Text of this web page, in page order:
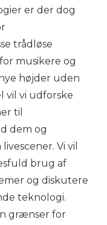
er der dog
trådløse
musikere og
højder uden
vil vi udforske
til
dem og
Vi vil
brug af
og diskutere
teknologi.
grænser for